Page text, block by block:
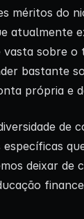
méritos do
atualmente
sobre o
bastante
própria e
de
deixar de